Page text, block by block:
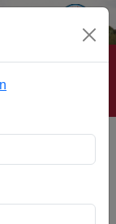
| Rubriques |